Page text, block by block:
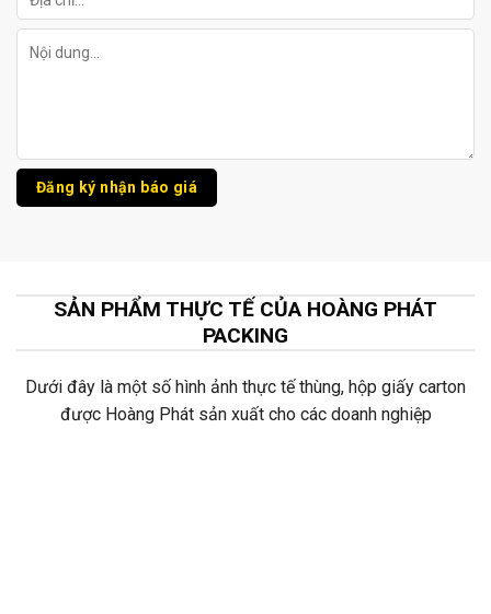
SẢN PHẨM THỰC TẾ CỦA HOÀNG PHÁT
PACKING
Dưới đây là một số hình ảnh thực tế thùng, hộp giấy carton
được Hoàng Phát sản xuất cho các doanh nghiệp